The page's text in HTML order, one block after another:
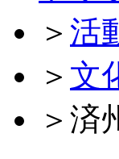
＞ 活
＞ 文
＞ 済